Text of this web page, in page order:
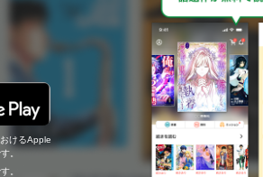
けるApple
。
。